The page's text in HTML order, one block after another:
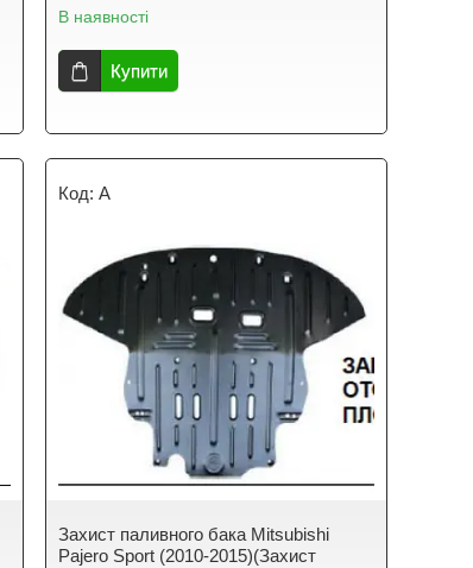
В наявності
Купити
A
Захист паливного бака Mitsubishi
Pajero Sport (2010-2015)(Захист